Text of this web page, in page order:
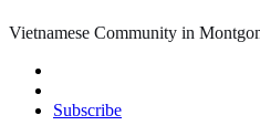
Vietnamese Community in
Subscribe